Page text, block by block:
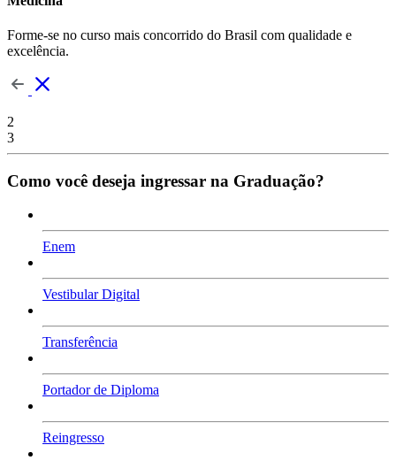
Forme-se no curso mais concorrido do Brasil com qualidade e
excelência.
2
3
Como você deseja ingressar na Graduação?
Enem
Vestibular Digital
Transferência
Portador de Diploma
Reingresso